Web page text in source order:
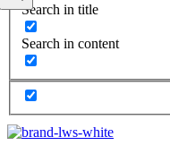
Search in title
Search in content